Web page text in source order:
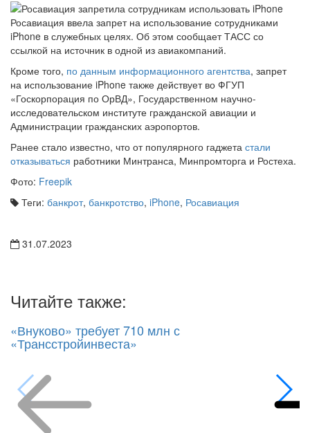
Росавиация ввела запрет на использование сотрудниками
iPhone в служебных целях. Об этом сообщает ТАСС со
ссылкой на источник в одной из авиакомпаний.
Кроме того, по данным информационного агентства, запрет
на использование iPhone также действует во ФГУП
«Госкорпорация по ОрВД», Государственном научно-
исследовательском институте гражданской авиации и
Администрации гражданских аэропортов.
Ранее стало известно, что от популярного гаджета стали
отказываться работники Минтранса, Минпромторга и Ростеха.
Фото: Freepik
Теги: банкрот, банкротство, iPhone, Росавиация
31.07.2023
Читайте также:
«Внуково» требует 710 млн с
«Трансстройинвеста»